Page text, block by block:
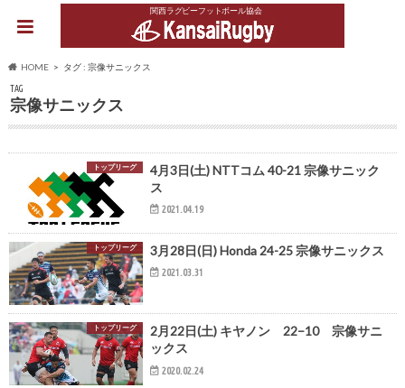
関西ラグビーフットボール協会
HOME タグ : 宗像サニックス
TAG
宗像サニックス
トップリーグ
4月3日(土) NTTコム 40-21 宗像サニック
ス
2021.04.19
トップリーグ 3月28日(日) Honda 24-25 宗像サニックス
2021.03.31
トップリーグ
2月22日(土) キヤノン 22−10 宗像サニ
ックス
2020.02.24